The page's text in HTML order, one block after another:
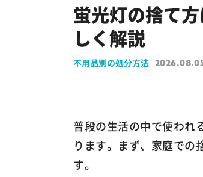
蛍光灯の捨て
しく解説
不用品別の処分方法
普段の生活の中で使われ
ります。まず、家庭での
す。